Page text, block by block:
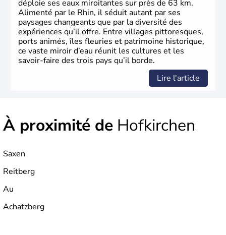
déploie ses eaux miroitantes sur près de 63 km.
Alimenté par le Rhin, il séduit autant par ses
paysages changeants que par la diversité des
expériences qu’il offre. Entre villages pittoresques,
ports animés, îles fleuries et patrimoine historique,
ce vaste miroir d’eau réunit les cultures et les
savoir-faire des trois pays qu’il borde.
Lire l'article
À proximité de Hofkirchen
Saxen
Reitberg
Au
Achatzberg